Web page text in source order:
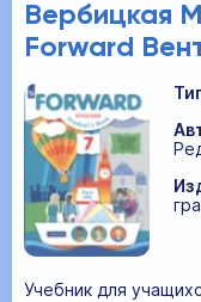
Вербицкая
Forward
Учебник для